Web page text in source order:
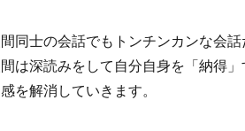
間同士の会話でもトンチンカンな会
間は深読みをして自分自身を「納得
を解消していきます。